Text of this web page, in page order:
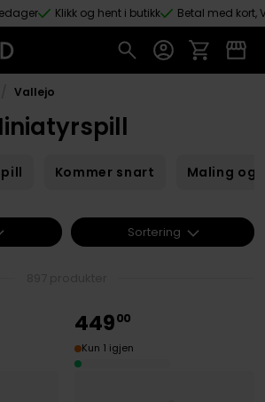
Klikk og hent i butikk Betal med kort,
Vallejo
Kommer snart Maling og
44900
Kun 1 igjen
Sortering